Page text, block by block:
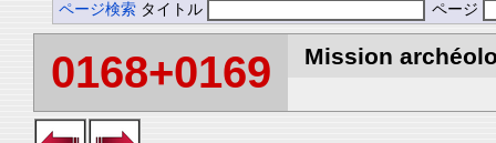
ページ検索 タイトル ページ
0168+0169 Mission